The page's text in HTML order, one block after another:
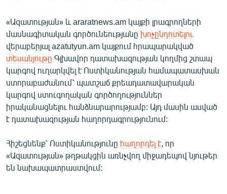
ՏԵՍԱՆՅՈՒԹԵՐ
ԲԱՆԱՎԵՃ
ՁԳՏԵԼՈՎ ԼԱՎԱԳՈՒՅՆԻՆ
ՓՈԴՔԱՍԹ
Հայերեն
Русский
ՀԵՏԵՎԵՔ ՄԵԶ
«Ազատության» և araratnews.am կայքի լրագրողների
մասնագիտական գործունեությանը խոչընդոտելու
վերաբերյալ azatutyun.am կայքում հրապարակված
տեսանյութը Գլխավոր դատախազության կողմից շտապ
կարգով ուղարկվել է Ոստիկանության համապատասխան
ստորաբաժանում՝ պատշաճ քրեադատավարական
կարգով ստուգողական գործողություններ
իրականացնելու հանձնարարությամբ: Այդ մասին ասված
է դատախազության հաղորդագրությունում:
Հիշեցնենք՝ Ոստիկանությունը հաղորդել է, որ
«Ազատության» թղթակցին առնչվող միջադեպով նյութեր
են նախապատրաստվում: